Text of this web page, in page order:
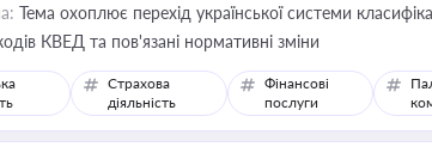
Тема охоплює перехід української системи
КВЕД та пов'язані нормативні зміни
Страхова
діяльність
Фінансові
послуги